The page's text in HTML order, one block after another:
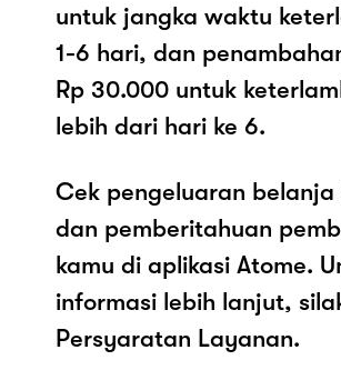
untuk jangka waktu
1-6 hari, dan
Rp 30.000 untuk
lebih dari hari ke 6.
Cek pengeluaran belanja
dan pemberitahuan
kamu di aplikasi Atome.
informasi lebih lanjut,
Persyaratan Layanan.